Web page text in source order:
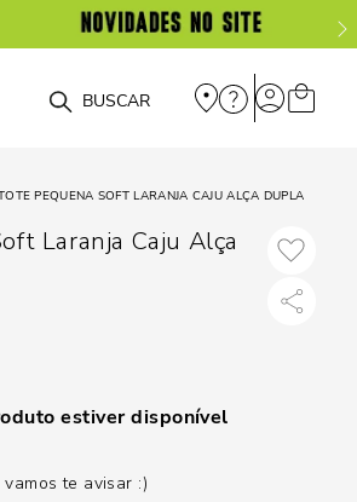
PEQUENA SOFT LARANJA CAJU ALÇA DUPLA
Laranja Caju Alça
estiver disponível
te avisar :)